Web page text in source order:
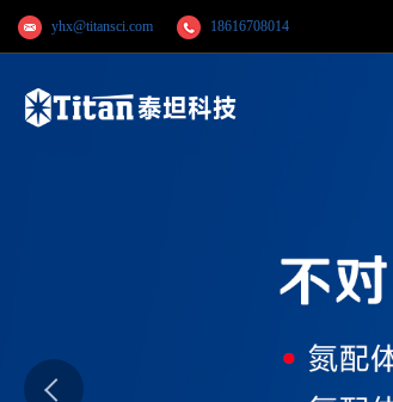
yhx@titansci.com 18616708014